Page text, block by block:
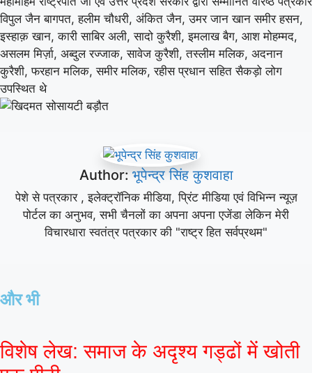
विपुल जैन बागपत, हलीम चौधरी, अंकित जैन, उमर जान खान समीर हसन,
इस्हाक़ खान, कारी साबिर अली, सादो कुरैशी, इमलाख बैग, आश मोहम्मद,
असलम मिर्ज़ा, अब्दुल रज्जाक, सावेज कुरैशी, तस्लीम मलिक, अदनान
कुरैशी, फरहान मलिक, समीर मलिक, रहीस प्रधान सहित सैकड़ो लोग
उपस्थित थे
Author: भूपेन्द्र सिंह कुशवाहा
पेशे से पत्रकार , इलेक्ट्रॉनिक मीडिया, प्रिंट मीडिया एवं विभिन्न न्यूज़
पोर्टल का अनुभव, सभी चैनलों का अपना अपना एजेंडा लेकिन मेरी
विचारधारा स्वतंत्र पत्रकार की "राष्ट्र हित सर्वप्रथम"
और भी
विशेष लेख: समाज के अदृश्य गड्ढों में खोती